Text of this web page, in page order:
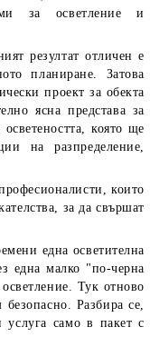
за осветление и
резултат отличен е
планиране. Затова
проект за обекта
ясна представа за
която ще
на разпределение,
които
за да свършат
една осветителна
една малко "по-черна
Тук отново
Разбира се,
услуга само в пакет с